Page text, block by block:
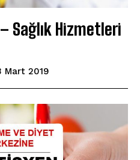
Sağlık Hizmetleri
Mart 2019